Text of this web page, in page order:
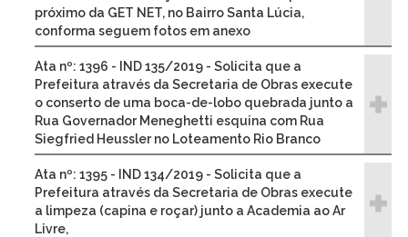
próximo da GET NET, no Bairro Santa Lúcia,
conforma seguem fotos em anexo
Ata nº: 1396 - IND 135/2019 - Solicita que a
Prefeitura através da Secretaria de Obras execute
o conserto de uma boca-de-lobo quebrada junto a
Rua Governador Meneghetti esquina com Rua
Siegfried Heussler no Loteamento Rio Branco
Ata nº: 1395 - IND 134/2019 - Solicita que a
Prefeitura através da Secretaria de Obras execute
a limpeza (capina e roçar) junto a Academia ao Ar
Livre,